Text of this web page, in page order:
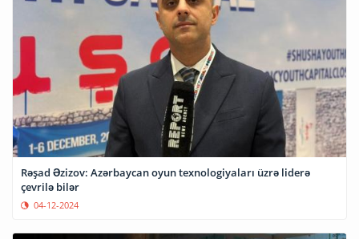
Rəşad Əzizov: Azərbaycan oyun texnologiyaları üzrə liderə
çevrilə bilər
04-12-2024